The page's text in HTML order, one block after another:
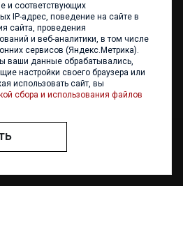
Калининград,
аллея, 47
+7 4012 960 898,
4012 960 856
нам
- 2026. Все права защищены
и соответствующих
IP-адрес, поведение на сайте в
сайта, проведения
и веб-аналитики, в том числе
сервисов (Яндекс.Метрика).
ваши данные обрабатывались,
настройки своего браузера или
использовать сайт, вы
сбора и использования файлов